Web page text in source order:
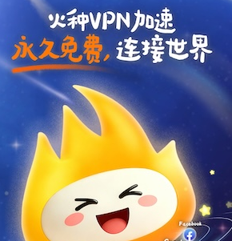
支持[0] 反对[0]
支持[0] 反对[0]